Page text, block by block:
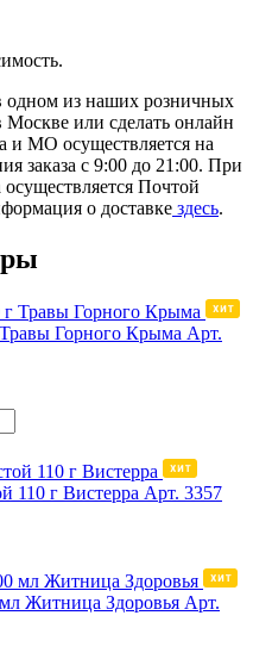
одном из наших розничных
или сделать онлайн
и МО осуществляется на
заказа с 9:00 до 21:00. При
осуществляется Почтой
о доставке здесь.
Горного Крыма Арт.
110 г Вистерра Арт. 3357
Житница Здоровья Арт.